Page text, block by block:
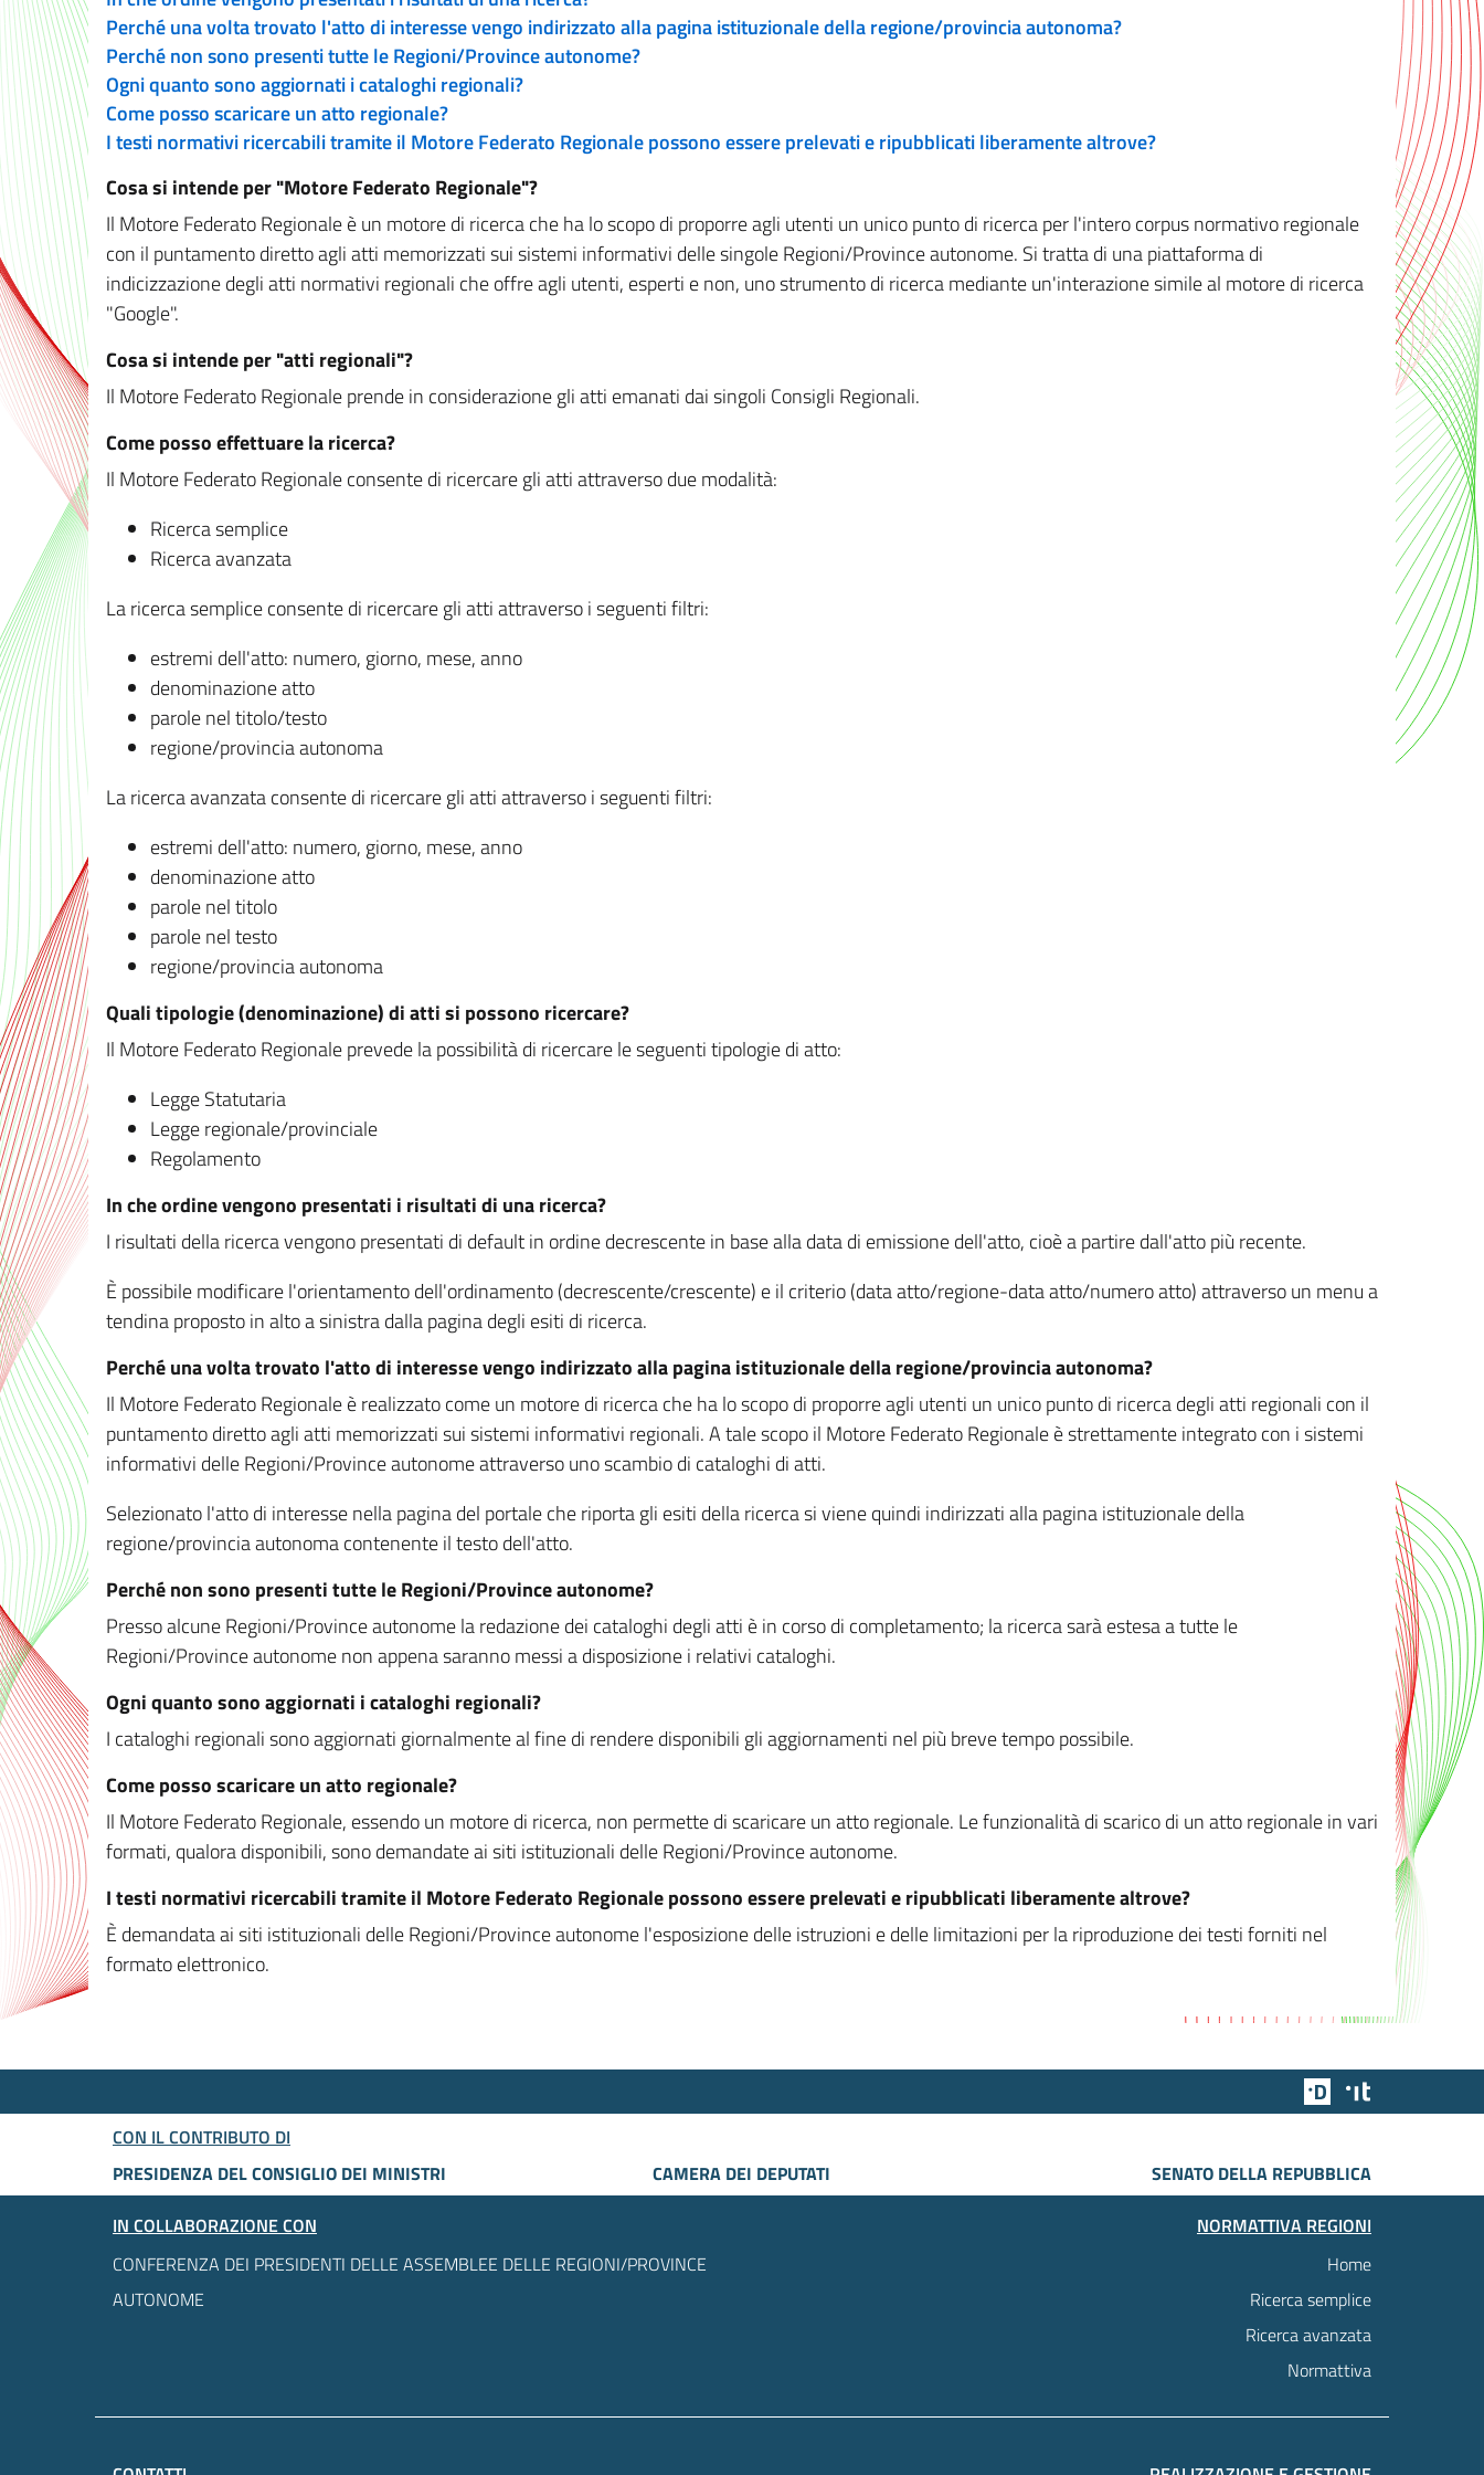
Perché una volta trovato l'atto di interesse vengo indirizzato alla pagina istituzionale della regione/provincia autonoma?
Perché non sono presenti tutte le Regioni/Province autonome?
Ogni quanto sono aggiornati i cataloghi regionali?
Come posso scaricare un atto regionale?
I testi normativi ricercabili tramite il Motore Federato Regionale possono essere prelevati e ripubblicati liberamente altrove?
Cosa si intende per "Motore Federato Regionale"?
Il Motore Federato Regionale è un motore di ricerca che ha lo scopo di proporre agli utenti un unico punto di ricerca per l'intero corpus normativo regionale
con il puntamento diretto agli atti memorizzati sui sistemi informativi delle singole Regioni/Province autonome. Si tratta di una piattaforma di
indicizzazione degli atti normativi regionali che offre agli utenti, esperti e non, uno strumento di ricerca mediante un'interazione simile al motore di ricerca
"Google".
Cosa si intende per "atti regionali"?
Il Motore Federato Regionale prende in considerazione gli atti emanati dai singoli Consigli Regionali.
Come posso effettuare la ricerca?
Il Motore Federato Regionale consente di ricercare gli atti attraverso due modalità:
Ricerca semplice
Ricerca avanzata
La ricerca semplice consente di ricercare gli atti attraverso i seguenti filtri:
estremi dell'atto: numero, giorno, mese, anno
denominazione atto
parole nel titolo/testo
regione/provincia autonoma
La ricerca avanzata consente di ricercare gli atti attraverso i seguenti filtri:
estremi dell'atto: numero, giorno, mese, anno
denominazione atto
parole nel titolo
parole nel testo
regione/provincia autonoma
Quali tipologie (denominazione) di atti si possono ricercare?
Il Motore Federato Regionale prevede la possibilità di ricercare le seguenti tipologie di atto:
Legge Statutaria
Legge regionale/provinciale
Regolamento
In che ordine vengono presentati i risultati di una ricerca?
I risultati della ricerca vengono presentati di default in ordine decrescente in base alla data di emissione dell'atto, cioè a partire dall'atto più recente.
È possibile modificare l'orientamento dell'ordinamento (decrescente/crescente) e il criterio (data atto/regione-data atto/numero atto) attraverso un menu a
tendina proposto in alto a sinistra dalla pagina degli esiti di ricerca.
Perché una volta trovato l'atto di interesse vengo indirizzato alla pagina istituzionale della regione/provincia autonoma?
Il Motore Federato Regionale è realizzato come un motore di ricerca che ha lo scopo di proporre agli utenti un unico punto di ricerca degli atti regionali con il
puntamento diretto agli atti memorizzati sui sistemi informativi regionali. A tale scopo il Motore Federato Regionale è strettamente integrato con i sistemi
informativi delle Regioni/Province autonome attraverso uno scambio di cataloghi di atti.
Selezionato l'atto di interesse nella pagina del portale che riporta gli esiti della ricerca si viene quindi indirizzati alla pagina istituzionale della
regione/provincia autonoma contenente il testo dell'atto.
Perché non sono presenti tutte le Regioni/Province autonome?
Presso alcune Regioni/Province autonome la redazione dei cataloghi degli atti è in corso di completamento; la ricerca sarà estesa a tutte le
Regioni/Province autonome non appena saranno messi a disposizione i relativi cataloghi.
Ogni quanto sono aggiornati i cataloghi regionali?
I cataloghi regionali sono aggiornati giornalmente al fine di rendere disponibili gli aggiornamenti nel più breve tempo possibile.
Come posso scaricare un atto regionale?
Il Motore Federato Regionale, essendo un motore di ricerca, non permette di scaricare un atto regionale. Le funzionalità di scarico di un atto regionale in vari
formati, qualora disponibili, sono demandate ai siti istituzionali delle Regioni/Province autonome.
I testi normativi ricercabili tramite il Motore Federato Regionale possono essere prelevati e ripubblicati liberamente altrove?
È demandata ai siti istituzionali delle Regioni/Province autonome l'esposizione delle istruzioni e delle limitazioni per la riproduzione dei testi forniti nel
formato elettronico.
Team Digitale
CON IL CONTRIBUTO DI
PRESIDENZA DEL CONSIGLIO DEI MINISTRI
CAMERA DEI DEPUTATI
SENATO DELLA REPUBBLICA
IN COLLABORAZIONE CON
CONFERENZA DEI PRESIDENTI DELLE ASSEMBLEE DELLE REGIONI/PROVINCE
AUTONOME
NORMATTIVA REGIONI
Home
Ricerca semplice
Ricerca avanzata
Normattiva